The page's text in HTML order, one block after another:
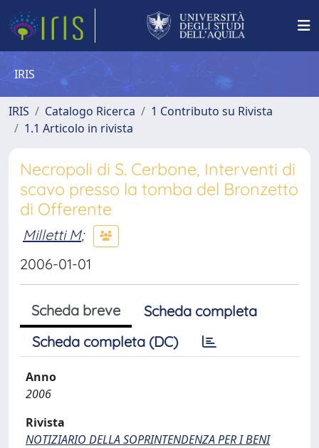
IRIS
IRIS Catalogo Ricerca
1 Contributo su Rivista
1.1 Articolo in rivista
Necropoli di S. Cerbone, Interventi di
scavo presso la tomba del Bronzetto
di Offerente
Milletti M;
2006-01-01
Scheda breve
Scheda completa
Scheda completa (DC)
Anno
2006
Rivista
NOTIZIARIO DELLA SOPRINTENDENZA PER I BENI